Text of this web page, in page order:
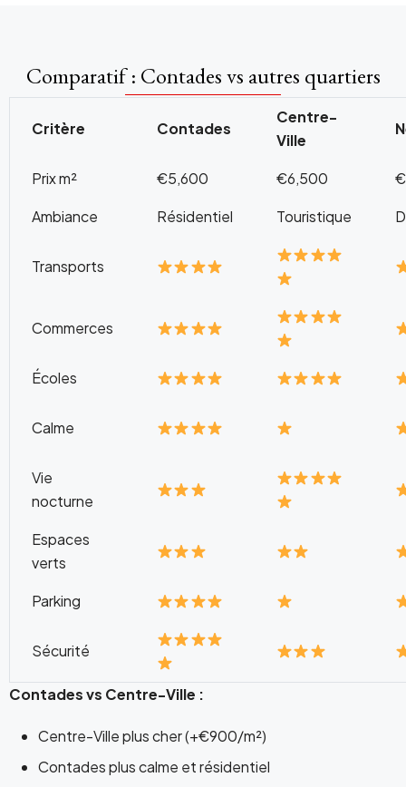
Comparatif : Contades vs autres quartiers
Critère Contades
Centre-
Ville
Prix m² €5,600 €6,500
Ambiance
Résidentiel Touristique
Transports
Commerces
Écoles
Calme
Vie
nocturne
Espaces
verts
Parking
Sécurité
Contades vs Centre-Ville :
Centre-Ville plus cher (+€900/m²)
Contades plus calme et résidentiel